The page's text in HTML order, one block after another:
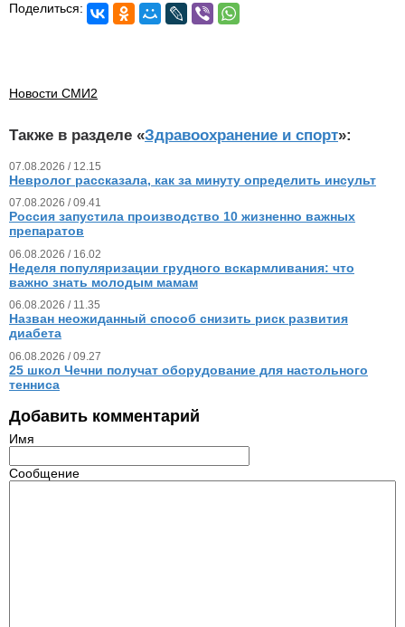
Поделиться:
Новости СМИ2
Также в разделе «Здравоохранение и спорт»:
07.08.2026 / 12.15
Невролог рассказала, как за минуту определить инсульт
07.08.2026 / 09.41
Россия запустила производство 10 жизненно важных
препаратов
06.08.2026 / 16.02
Неделя популяризации грудного вскармливания: что
важно знать молодым мамам
06.08.2026 / 11.35
Назван неожиданный способ снизить риск развития
диабета
06.08.2026 / 09.27
25 школ Чечни получат оборудование для настольного
тенниса
Добавить комментарий
Имя
Сообщение